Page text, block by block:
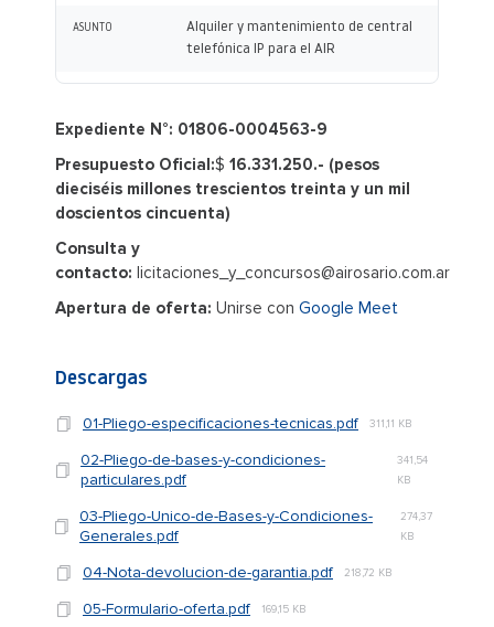
ASUNTO
Alquiler y mantenimiento de central
telefónica IP para el AIR
Expediente N°: 01806-0004563-9
Presupuesto Oficial:$ 16.331.250.- (pesos
dieciséis millones trescientos treinta y un mil
doscientos cincuenta)
Consulta y
contacto: licitaciones_y_concursos@airosario.com.ar
Apertura de oferta: Unirse con Google Meet
Descargas
01-Pliego-especificaciones-tecnicas.pdf 311,11 KB
02-Pliego-de-bases-y-condiciones-
particulares.pdf
341,54
KB
03-Pliego-Unico-de-Bases-y-Condiciones-
Generales.pdf
274,37
KB
04-Nota-devolucion-de-garantia.pdf 218,72 KB
05-Formulario-oferta.pdf 169,15 KB